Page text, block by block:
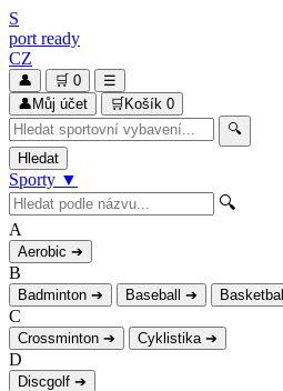
S
port ready
CZ
👤 🛒 0
☰
👤 Můj účet 🛒 Košík 0
🔍
Hledat
Sporty ▼
🔍
A
Aerobic ➔
B
Badminton ➔ Baseball ➔ Basketbal
C
Crossminton ➔ Cyklistika ➔
D
Discgolf ➔